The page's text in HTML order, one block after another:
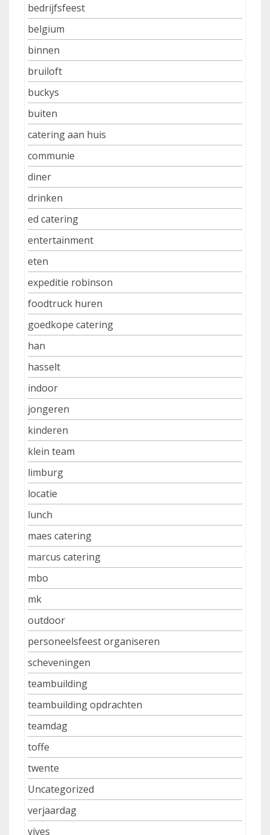
bedrijfsfeest
belgium
binnen
bruiloft
buckys
buiten
catering aan huis
communie
diner
drinken
ed catering
entertainment
eten
expeditie robinson
foodtruck huren
goedkope catering
han
hasselt
indoor
jongeren
kinderen
klein team
limburg
locatie
lunch
maes catering
marcus catering
mbo
mk
outdoor
personeelsfeest organiseren
scheveningen
teambuilding
teambuilding opdrachten
teamdag
toffe
twente
Uncategorized
verjaardag
vives